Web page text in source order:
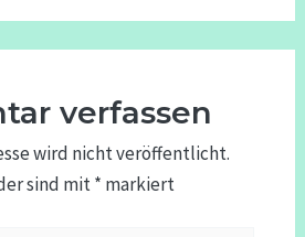
verfassen
wird nicht veröffentlicht.
sind mit* markiert